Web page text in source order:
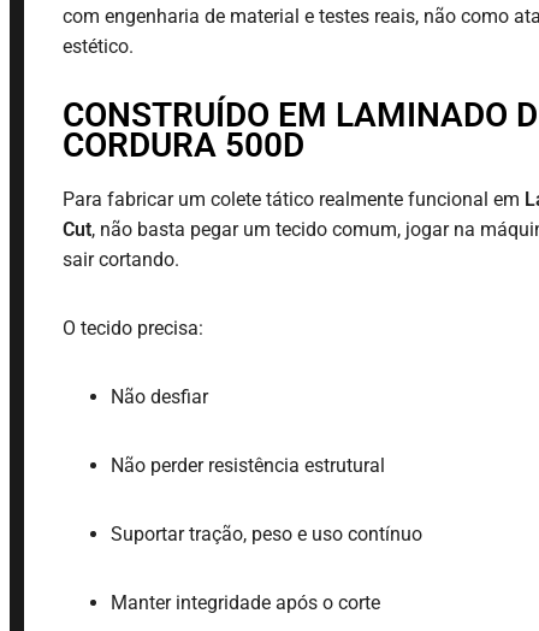
com engenharia de material e testes reais, não como
estético.
CONSTRUÍDO EM LAMINADO
CORDURA 500D
Para fabricar um colete tático realmente funcional em
Cut, não basta pegar um tecido comum, jogar na
sair cortando.
O tecido precisa:
Não desfiar
Não perder resistência estrutural
Suportar tração, peso e uso contínuo
Manter integridade após o corte